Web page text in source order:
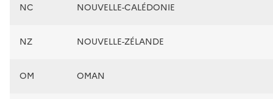
NC NOUVELLE-CALÉDONIE
NZ NOUVELLE-ZÉLANDE
OM OMAN